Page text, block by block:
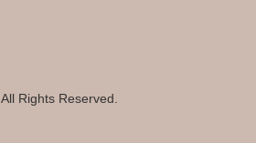
All Rights Reserved.